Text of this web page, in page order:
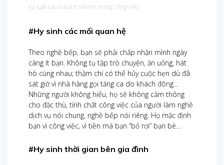
kỷ luật và có trách nhiệm trong công việc
#Hy sinh các mối quan hệ
Theo nghề bếp, bạn sẽ phải chấp nhận mình ngày
càng ít bạn. Không tụ tập trò chuyện, ăn uống, hát
hò cùng nhau; thậm chí có thể hủy cuộc hẹn dù đã
sát giờ vì nhà hàng gọi tăng ca do khách đông…
Những người không hiểu, họ sẽ không cảm thông
cho đặc thù, tính chất công việc của người làm nghề
dịch vụ nói chung, nghề bếp nói riêng. Họ mặc định
bạn vì công việc, vì tiền mà bạn “bỏ rơi” bạn bè…
#Hy sinh thời gian bên gia đình